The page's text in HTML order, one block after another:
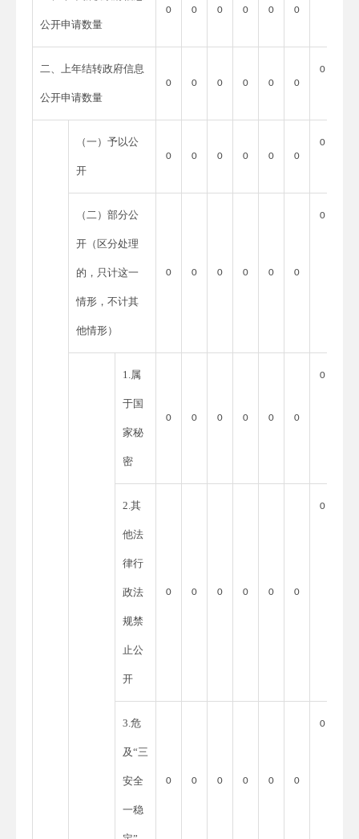
公开申请数量
0 0 0 0 0 0
二、上年结转政府信息
公开申请数量
0 0 0 0 0 0
0
（一）予以公
开
0 0 0 0 0 0
0
（二）部分公
开 （区分处理
的，只计这一
情形，不计其
他情形）
0 0 0 0 0 0
0
1.属
于国
家秘
密
0 0 0 0 0 0
0
2.其
他法
律行
政法
规禁
止公
开
0 0 0 0 0 0
0
3.危
及“三
安全
一稳
0 0 0 0 0 0
0